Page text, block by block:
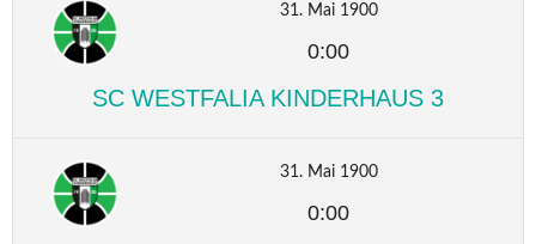
31. Mai 1900
0:00
SC WESTFALIA KINDERHAUS 3
31. Mai 1900
0:00